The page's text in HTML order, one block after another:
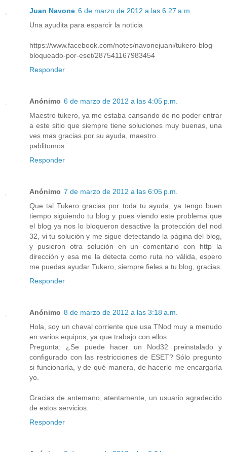
Juan Navone 6 de marzo de 2012 a las 6:27 a.m.
Una ayudita para esparcir la noticia
https://www.facebook.com/notes/navonejuani/tukero-blog-
bloqueado-por-eset/287541167983454
Responder
Anónimo 6 de marzo de 2012 a las 4:05 p.m.
Maestro tukero, ya me estaba cansando de no poder entrar
a este sitio que siempre tiene soluciones muy buenas, una
ves mas gracias por su ayuda, maestro.
pablitomos
Responder
Anónimo 7 de marzo de 2012 a las 6:05 p.m.
Que tal Tukero gracias por toda tu ayuda, ya tengo buen
tiempo siguiendo tu blog y pues viendo este problema que
el blog ya nos lo bloqueron desactive la protección del nod
32, vi tu solución y me sigue detectando la página del blog,
y pusieron otra solución en un comentario con http la
dirección y esa me la detecta como ruta no válida, espero
me puedas ayudar Tukero, siempre fieles a tu blog, gracias.
Responder
Anónimo 8 de marzo de 2012 a las 3:18 a.m.
Hola, soy un chaval corriente que usa TNod muy a menudo
en varios equipos, ya que trabajo con ellos.
Pregunta: ¿Se puede hacer un Nod32 preinstalado y
configurado con las restricciones de ESET? Sólo pregunto
si funcionaría, y de qué manera, de hacerlo me encargaría
yo.
Gracias de antemano, atentamente, un usuario agradecido
de estos servicios.
Responder